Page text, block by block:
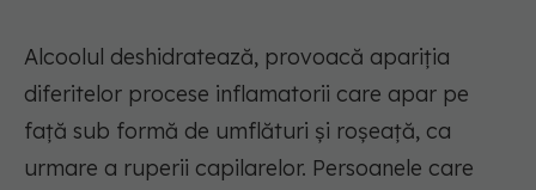
Alcoolul deshidratează, provoacă apariția
diferitelor procese inflamatorii care apar pe
față sub formă de umflături și roșeață, ca
urmare a ruperii capilarelor. Persoanele care